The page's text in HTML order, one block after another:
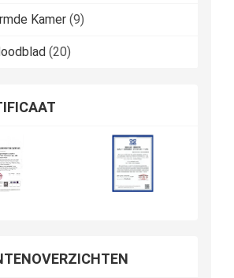
Kamer (9)
(20)